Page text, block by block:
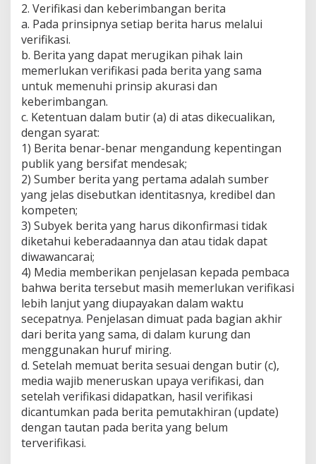
2. Verifikasi dan keberimbangan berita
a. Pada prinsipnya setiap berita harus melalui
verifikasi.
b. Berita yang dapat merugikan pihak lain
memerlukan verifikasi pada berita yang sama
untuk memenuhi prinsip akurasi dan
keberimbangan.
c. Ketentuan dalam butir (a) di atas dikecualikan,
dengan syarat:
1) Berita benar-benar mengandung kepentingan
publik yang bersifat mendesak;
2) Sumber berita yang pertama adalah sumber
yang jelas disebutkan identitasnya, kredibel dan
kompeten;
3) Subyek berita yang harus dikonfirmasi tidak
diketahui keberadaannya dan atau tidak dapat
diwawancarai;
4) Media memberikan penjelasan kepada pembaca
bahwa berita tersebut masih memerlukan verifikasi
lebih lanjut yang diupayakan dalam waktu
secepatnya. Penjelasan dimuat pada bagian akhir
dari berita yang sama, di dalam kurung dan
menggunakan huruf miring.
d. Setelah memuat berita sesuai dengan butir (c),
media wajib meneruskan upaya verifikasi, dan
setelah verifikasi didapatkan, hasil verifikasi
dicantumkan pada berita pemutakhiran (update)
dengan tautan pada berita yang belum
terverifikasi.